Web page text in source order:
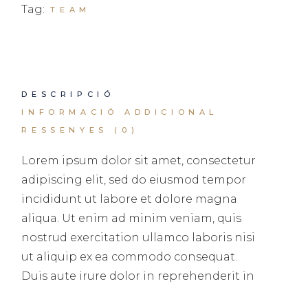
Tag: TEAM
DESCRIPCIÓ
INFORMACIÓ ADDICIONAL
RESSENYES (0)
Lorem ipsum dolor sit amet, consectetur
adipiscing elit, sed do eiusmod tempor
incididunt ut labore et dolore magna
aliqua. Ut enim ad minim veniam, quis
nostrud exercitation ullamco laboris nisi
ut aliquip ex ea commodo consequat.
Duis aute irure dolor in reprehenderit in